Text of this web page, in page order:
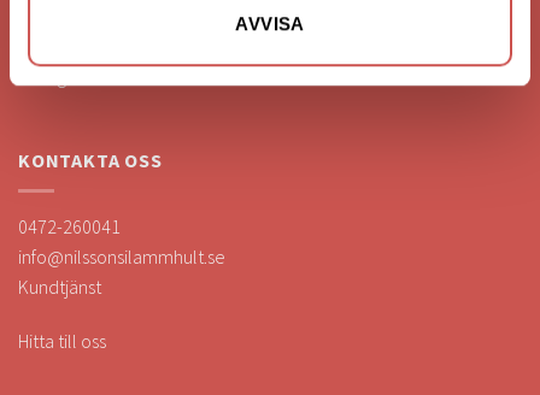
AVVISA
KONTAKTA OSS
0472-260041
info@nilssonsilammhult.se
Kundtjänst
Hitta till oss